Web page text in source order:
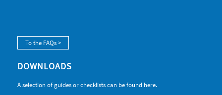
To the FAQs >
DOWNLOADS
A selection of guides or checklists can be found here.